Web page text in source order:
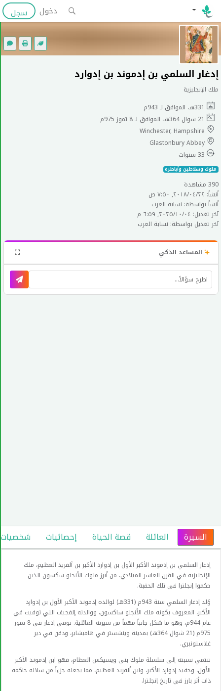
دخول سجل
إدغار السلمي بن إدموند بن إدوارد
ملك الإنجليزية
ملوك وسلاطين وأباطرة
390 مشاهدة
أنشأ: ٢٢‏/٠٤‏/٢٠١٨, ٧:٥٠ ص
أنشأ بواسطة: نسابة العرب
آخر تغديل: ٠٤‏/١٠‏/٢٠٢٥, ٦:٥٩ م
آخر تغديل بواسطة: نسابة العرب
المساعد الذكي
السيرة العائلة قصة الحياة إحصائيات شخصيات
إدغار السلمي بن إدموند الأكبر الأول بن إدوارد الأكبر بن ألفريد العظيم، ملك
الإنجليزية في القرن العاشر الميلادي، من أبرز ملوك الأنجلو سكسون الذين
حكموا إنجلترا في تلك الحقبة.
وُلد إدغار السلمي سنة 943م (331هـ) لوالده إدموند الأكبر الأول بن إدوارد
الأكبر، المعروف بكونه ملك الأنجلو ساكسون، ووالدته إلفجيف التي توفيت في
عام 944م، وهو ما شكل جانباً مهماً من سيرته العائلية. توفي إدغار في 8 تموز
975م (21 شوال 364هـ) بمدينة وينشستر في هامبشاير، ودفن في دير
غلاستونبري.
تنتمي نسبته إلى سلسلة ملوك بني ويسيكس العظام، فهو ابن إدموند الأكبر
الأول، وحفيد إدوارد الأكبر، وابن ألفريد العظيم، مما يجعله جزءاً من سلالة حاكمة
ذات أثر بارز في تاريخ إنجلترا.